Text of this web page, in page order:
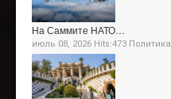
На Саммите НАТО…
июль 08, 2026 Hits:473 Политика